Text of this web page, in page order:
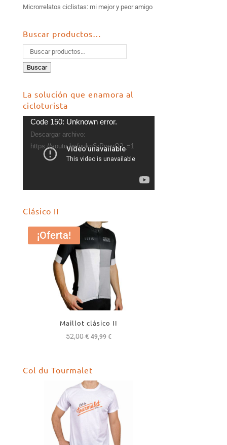
Microrrelatos ciclistas: mi mejor y peor amigo
Buscar productos…
Buscar
La solución que enamora al
cicloturista
Reproductor
vídeo
Code 150: Unknown error.
Descargar archivo:
https://youtu.be/uuknSrPoevQ?_=1
Clásico II
¡Oferta!
Maillot clásico II
52,00€ El
era:
52,00 €.
49,99 €El
Col du Tourmalet